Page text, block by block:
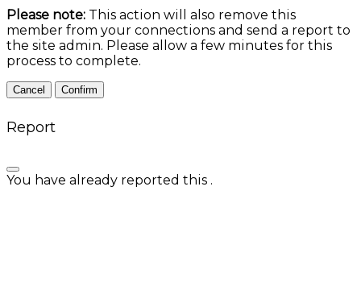
Please note: This action will also remove this
member from your connections and send a report to
the site admin. Please allow a few minutes for this
process to complete.
Confirm
Report
You have already reported this .